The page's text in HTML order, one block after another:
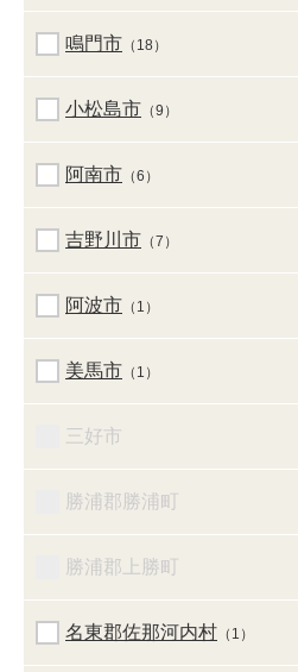
鳴門市 （18）
小松島市 （9）
阿南市 （6）
吉野川市 （7）
阿波市 （1）
美馬市 （1）
三好市
勝浦郡勝浦町
勝浦郡上勝町
名東郡佐那河内村 （1）